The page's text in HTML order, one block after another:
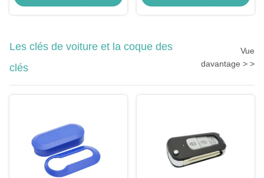
Les clés de voiture et la coque des
clés
Vue
davantage > >